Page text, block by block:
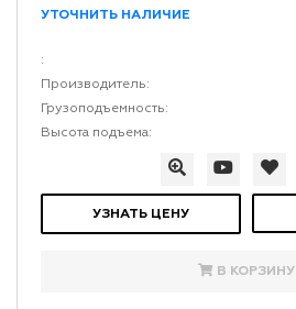
УТОЧНИТЬ НАЛИЧИЕ
:
Производитель:
Грузоподъемность:
Высота подъема:
УЗНАТЬ ЦЕНУ
В КОРЗИНУ